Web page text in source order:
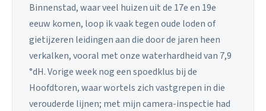
Binnenstad, waar veel huizen uit de 17e en 19e
eeuw komen, loop ik vaak tegen oude loden of
gietijzeren leidingen aan die door de jaren heen
verkalken, vooral met onze waterhardheid van 7,9
°dH. Vorige week nog een spoedklus bij de
Hoofdtoren, waar wortels zich vastgrepen in die
verouderde lijnen; met mijn camera-inspectie had